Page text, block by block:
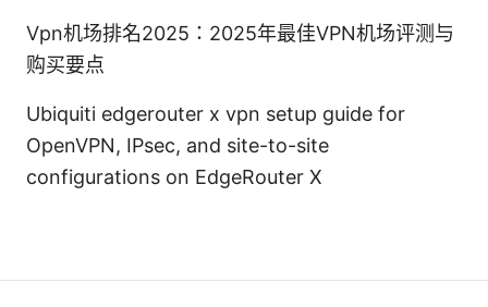
Vpn机场排名2025：2025年最佳VPN机场评测与
购买要点
Ubiquiti edgerouter x vpn setup guide for
OpenVPN, IPsec, and site-to-site
configurations on EdgeRouter X